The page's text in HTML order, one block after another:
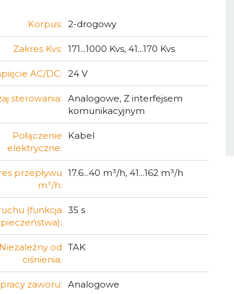
Korpus: 2-drogowy
Zakres Kvs: 171...1000 Kvs, 41...170 Kvs
AC/DC: 24 V
sterowania: Analogowe, Z interfejsem
komunikacyjnym
Połączenie
elektryczne:
Kabel
przepływu
m³/h:
17.6...40 m³/h, 41...162 m³/h
(funkcja 35 s
Niezależny od
ciśnienia:
TAK
zaworu: Analogowe